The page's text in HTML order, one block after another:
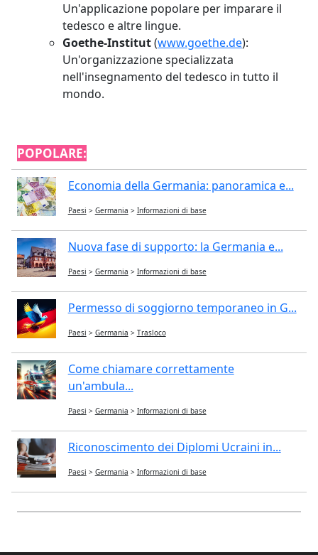
Un'applicazione popolare per imparare il
tedesco e altre lingue.
Goethe-Institut(www.goethe.de):
Un'organizzazione specializzata
nell'insegnamento del tedesco in tutto il
mondo.
POPOLARE:
Economia della Germania: panoramica e...
Paesi > Germania > Informazioni di base
Nuova fase di supporto: la Germania e...
Paesi > Germania > Informazioni di base
Permesso di soggiorno temporaneo in G...
Paesi > Germania > Trasloco
Come chiamare correttamente
un'ambula...
Paesi > Germania > Informazioni di base
Riconoscimento dei Diplomi Ucraini in...
Paesi > Germania > Informazioni di base